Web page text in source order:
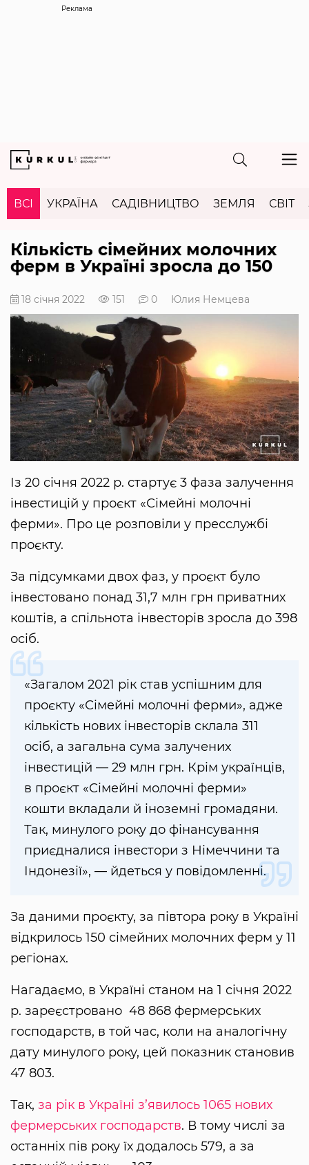
Реклама
ВСІ УКРАЇНА САДІВНИЦТВО ЗЕМЛЯ СВІТ
Кількість сімейних молочних
ферм в Україні зросла до 150
18 січня 2022 151 0 Юлия Немцева
Із 20 січня 2022 р. стартує 3 фаза залучення
інвестицій у проєкт «Сімейні молочні
ферми». Про це розповіли у пресслужбі
проєкту.
За підсумками двох фаз, у проєкт було
інвестовано понад 31,7 млн грн приватних
коштів, а спільнота інвесторів зросла до 398
осіб.
«Загалом 2021 рік став успішним для
проєкту «Сімейні молочні ферми», адже
кількість нових інвесторів склала 311
осіб, а загальна сума залучених
інвестицій — 29 млн грн. Крім українців,
в проєкт «Сімейні молочні ферми»
кошти вкладали й іноземні громадяни.
Так, минулого року до фінансування
приєдналися інвестори з Німеччини та
Індонезії», — йдеться у повідомленні.
За даними проєкту, за півтора року в Україні
відкрилось 150 сімейних молочних ферм у 11
регіонах.
Нагадаємо, в Україні станом на 1 січня 2022
р. зареєстровано 48 868 фермерських
господарств, в той час, коли на аналогічну
дату минулого року, цей показник становив
47 803.
Так, за рік в Україні з’явилось 1065 нових
фермерських господарств. В тому числі за
останніх пів року їх додалось 579, а за